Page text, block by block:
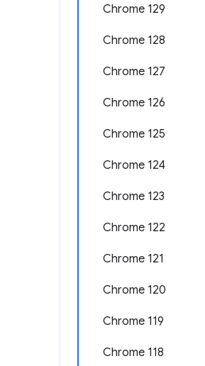
Chrome 129
Chrome 128
Chrome 127
Chrome 126
Chrome 125
Chrome 124
Chrome 123
Chrome 122
Chrome 121
Chrome 120
Chrome 119
Chrome 118